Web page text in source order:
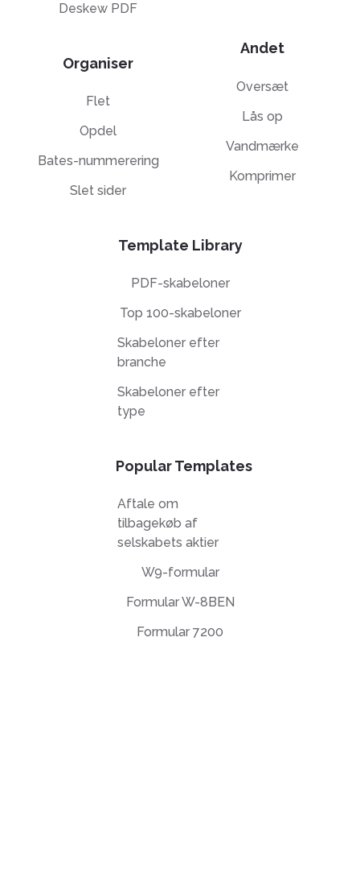
Deskew PDF
Organiser
Flet
Opdel
Bates-nummerering
Slet sider
Andet
Oversæt
Lås op
Vandmærke
Komprimer
Template Library
PDF-skabeloner
Top 100-skabeloner
Skabeloner efter
branche
Skabeloner efter
type
Popular Templates
Aftale om
tilbagekøb af
selskabets aktier
W9-formular
Formular W-8BEN
Formular 7200